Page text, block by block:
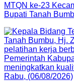
MTQN ke-23
Bupati Tanah